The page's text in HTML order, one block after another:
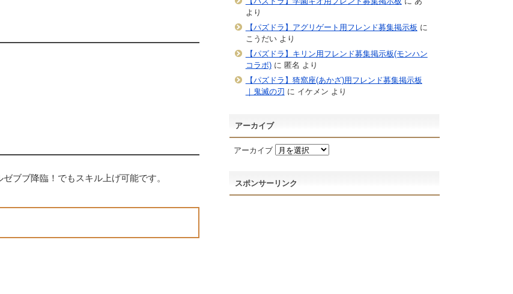
ブブ降臨！でもスキル上げ可能です。
より
【パズドラ】アグリゲート用フレンド募集掲示板 に
こうだいより
【パズドラ】キリン用フレンド募集掲示板(モンハン
コラボ)に 匿名 より
【パズドラ】猗窩座(あかざ)用フレンド募集掲示板
｜鬼滅の刃 に イケメン より
アーカイブ
アーカイブ
スポンサーリンク